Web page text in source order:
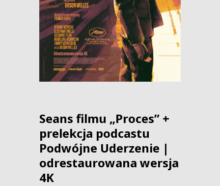
Seans filmu „Proces” +
prelekcja podcastu
Podwójne Uderzenie |
odrestaurowana wersja
4K